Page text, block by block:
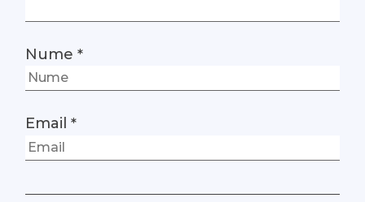
Nume*
Email*